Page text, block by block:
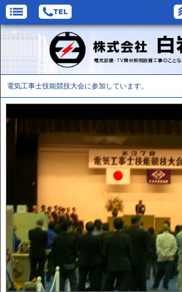
電気工事士技能競技大会に参加しています。